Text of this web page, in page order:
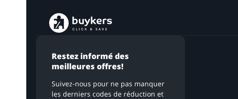
Restez informé des
meilleures offres!
Suivez-nous pour ne pas manquer
les derniers codes de réduction et